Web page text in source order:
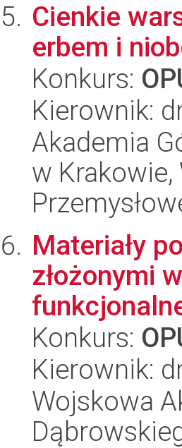
Cienkie
erbem i
Konkurs:
Kierownik:
Akademia
w
Materiały
złożonymi
Konkurs:
Kierownik:
Wojskowa